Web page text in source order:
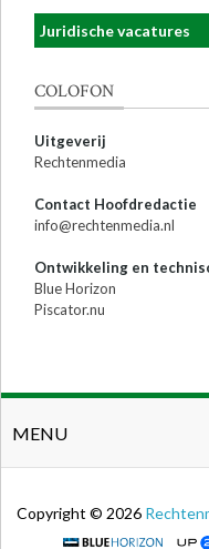
Juridische vacatures
COLOFON
Uitgeverij
Rechtenmedia
Contact Hoofdredactie
info@rechtenmedia.nl
Ontwikkeling en
Blue Horizon
Piscator.nu
MENU
Copyright © 2026